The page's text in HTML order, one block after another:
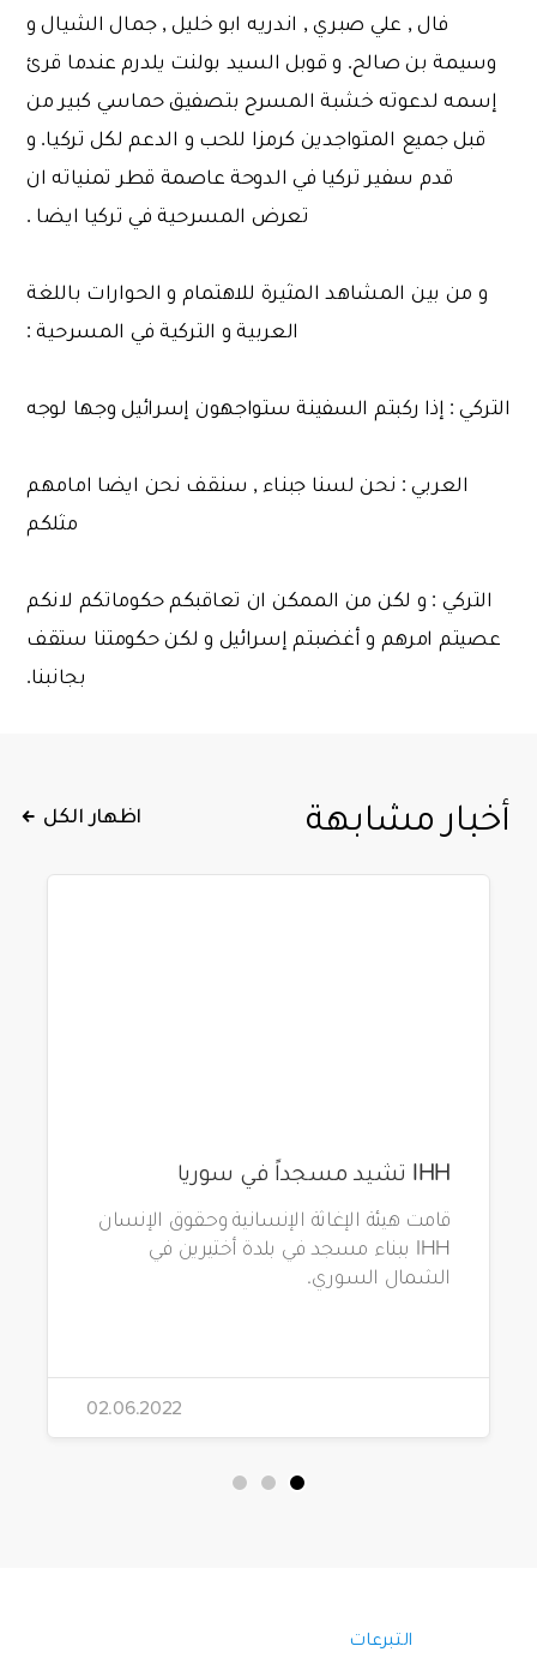
فال , علي صبري , اندريه ابو خليل , جمال الشيال و
وسيمة بن صالح. و قوبل السيد بولنت يلدرم عندما قرئ
إسمه لدعوته خشبة المسرح بتصفيق حماسي كبير من
قبل جميع المتواجدين كرمزا للحب و الدعم لكل تركيا. و
قدم سفير تركيا في الدوحة عاصمة قطر تمنياته ان
تعرض المسرحية في تركيا ايضا .
و من بين المشاهد المثيرة للاهتمام و الحوارات باللغة
العربية و التركية في المسرحية :
التركي : إذا ركبتم السفينة ستواجهون إسرائيل وجها لوجه
العربي : نحن لسنا جبناء , سنقف نحن ايضا امامهم
مثلكم
التركي : و لكن من الممكن ان تعاقبكم حكوماتكم لانكم
عصيتم امرهم و أغضبتم إسرائيل و لكن حكومتنا ستقف
بجانبنا.
أخبار مشابهة اظهار الكل
IHH تشيد مسجداً في سوريا
قامت هيئة الإغاثة الإنسانية وحقوق الإنسان
IHH ببناء مسجد في بلدة أختيرين في
الشمال السوري.
02.06.2022
التبرعات